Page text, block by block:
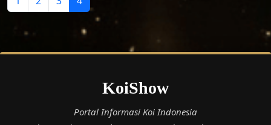
KoiShow
Portal Informasi Koi Indonesia